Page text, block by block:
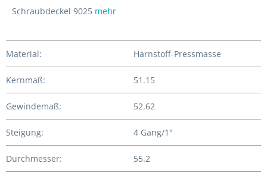
Schraubdeckel 9025 mehr
Material: Harnstoff-Pressmasse
Kernmaß: 51.15
Gewindemaß: 52.62
Steigung: 4 Gang/1"
Durchmesser: 55.2